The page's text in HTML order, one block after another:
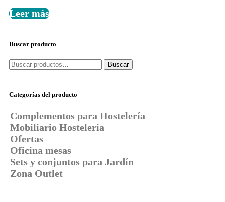
Buscar producto
Buscar
Categorías del producto
Complementos para Hostelería
Mobiliario Hosteleria
Ofertas
Oficina mesas
Sets y conjuntos para Jardín
Zona Outlet
Leer más